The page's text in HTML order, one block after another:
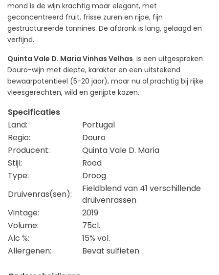
mond is de wijn krachtig maar elegant, met
geconcentreerd fruit, frisse zuren en rijpe, fijn
gestructureerde tannines. De afdronk is lang, gelaagd en
verfijnd.
Quinta Vale D. Maria Vinhas Velhas is een uitgesproken
Douro-wijn met diepte, karakter en een uitstekend
bewaarpotentieel (5-20 jaar), maar nu al prachtig bij rijke
vleesgerechten, wild en gerijpte kazen.
Specificaties
Land:
Portugal
Regio:
Douro
Producent:
Quinta Vale D. Maria
Stijl:
Rood
Type:
Droog
Druivenras(sen):
Fieldblend van 41 verschillende
druivenrassen
Vintage:
2019
Volume:
75cl.
Alc %:
15% vol.
Allergenen:
Bevat sulfieten